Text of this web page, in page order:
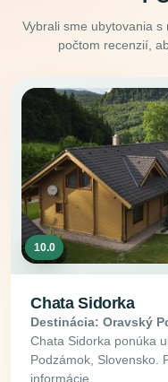
Vybrali sme ubytovania
počtom recenzií,
10.0
Chata Sidorka
Destinácia: Oravský
Chata Sidorka ponúka
Podzámok, Slovensko.
informácie.